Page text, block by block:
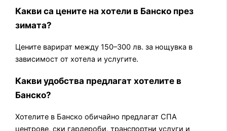
Какви са цените на хотели в Банско през
зимата?
Цените варират между 150–300 лв. за нощувка в
зависимост от хотела и услугите.
Какви удобства предлагат хотелите в
Банско?
Хотелите в Банско обичайно предлагат СПА
центрове, ски гардероби, транспортни услуги и